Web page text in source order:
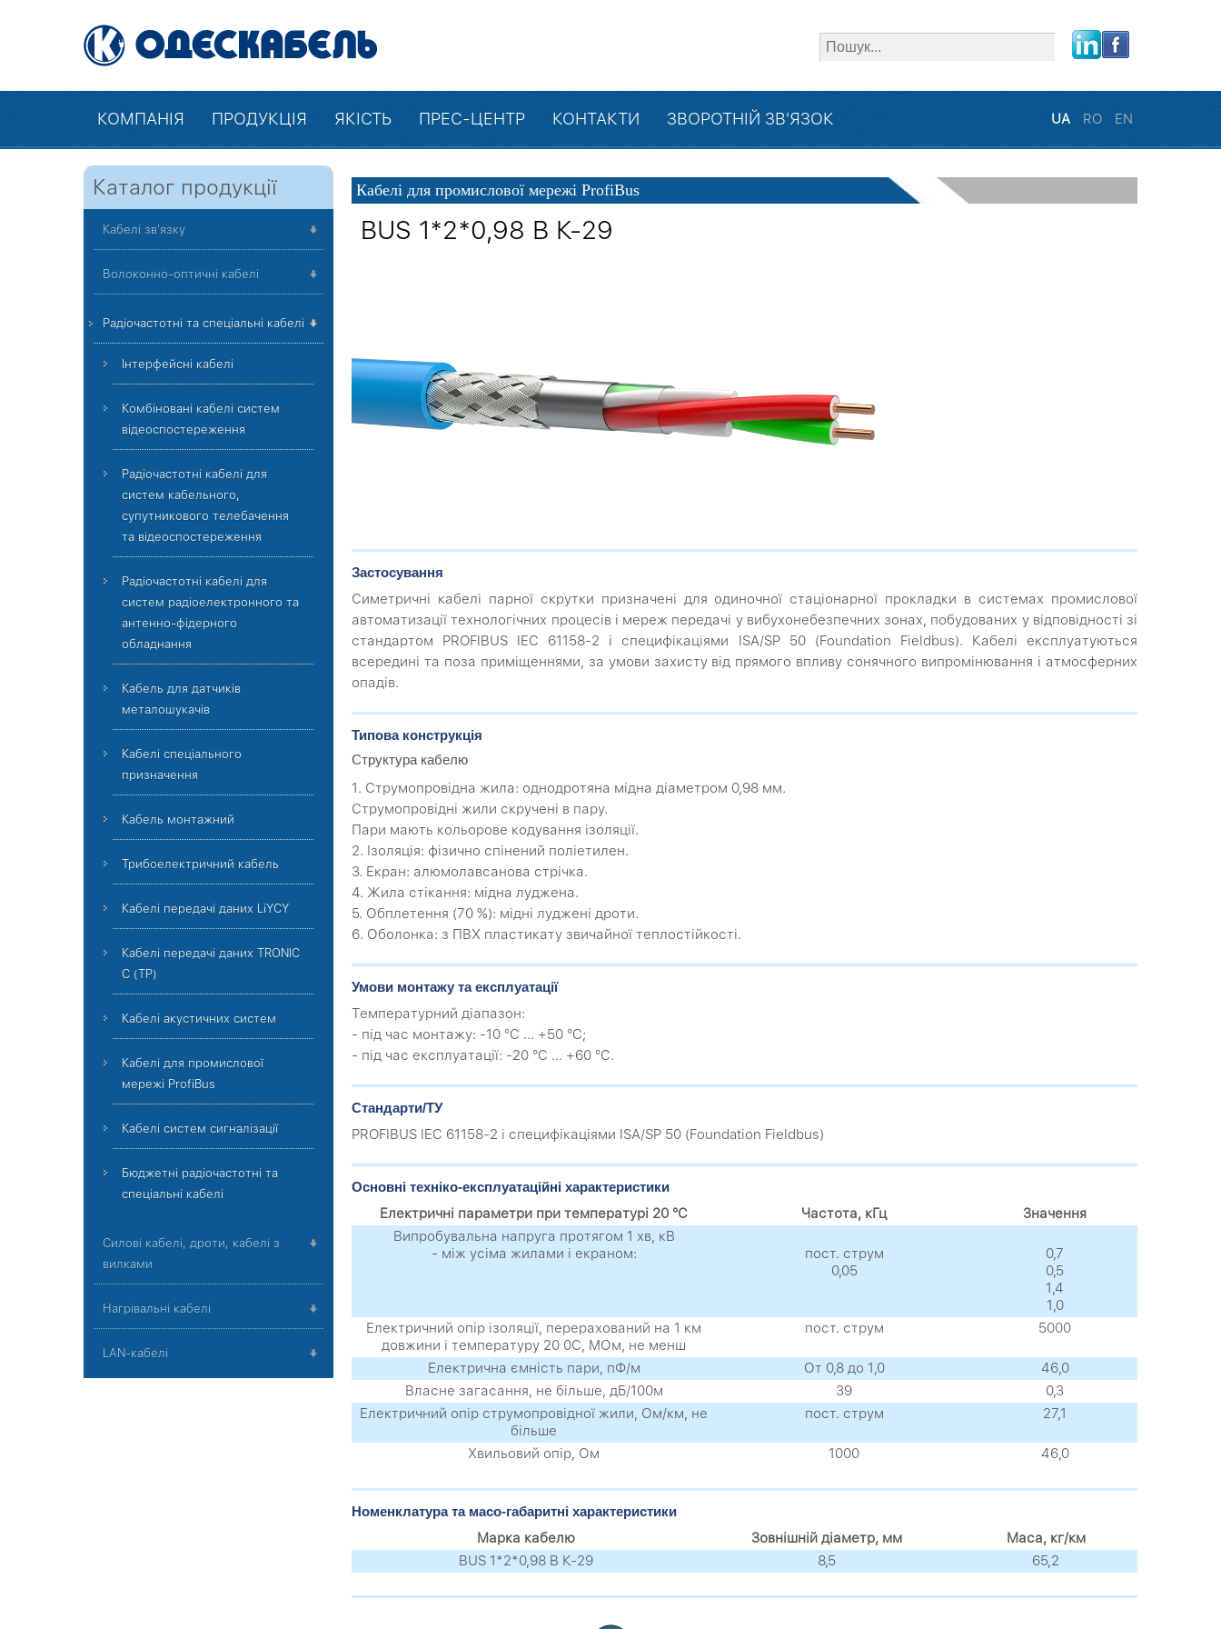
КОМПАНІЯ ПРОДУКЦІЯ ЯКІСТЬ ПРЕС-ЦЕНТР КОНТАКТИ ЗВОРОТНІЙ ЗВ'ЯЗОК UA RO EN
Каталог продукції
Кабелі зв'язку
Волоконно-оптичні кабелі
Радіочастотні та спеціальні кабелі
Інтерфейсні кабелі
Комбіновані кабелі систем
відеоспостереження
Радіочастотні кабелі для
систем кабельного,
супутникового телебачення
та відеоспостереження
Радіочастотні кабелі для
систем радіоелектронного та
антенно-фідерного
обладнання
Кабель для датчиків
металошукачів
Кабелі спеціального
призначення
Кабель монтажний
Трибоелектричний кабель
Кабелі передачі даних LiYCY
Кабелі передачі даних TRONIC
C (TP)
Кабелі акустичних систем
Кабелі для промислової
мережі ProfiBus
Кабелі систем сигналізації
Бюджетні радіочастотні та
спеціальні кабелі
Силові кабелі, дроти, кабелі з
вилками
Нагрівальні кабелі
LAN-кабелі
Кабелі для промислової мережі ProfiBus
BUS 1*2*0,98 В К-29
Застосування
Симетричні кабелі парної скрутки призначені для одиночної стаціонарної прокладки в системах промислової
автоматизації технологічних процесів і мереж передачі у вибухонебезпечних зонах, побудованих у відповідності зі
стандартом PROFIBUS IEC 61158-2 і специфікаціями ISA/SP 50 (Foundation Fieldbus). Кабелі експлуатуються
всередині та поза приміщеннями, за умови захисту від прямого впливу сонячного випромінювання і атмосферних
опадів.
Типова конструкція
Структура кабелю
1. Струмопровідна жила: однодротяна мідна діаметром 0,98 мм.
Струмопровідні жили скручені в пару.
Пари мають кольорове кодування ізоляції.
2. Ізоляція: фізично спінений поліетилен.
3. Екран: алюмолавсанова стрічка.
4. Жила стікання: мідна луджена.
5. Обплетення (70 %): мідні луджені дроти.
6. Оболонка: з ПВХ пластикату звичайної теплостійкості.
Умови монтажу та експлуатації
Температурний діапазон:
- під час монтажу: -10 °C ... +50 °C;
- під час експлуатації: -20 °C ... +60 °C.
Стандарти/ТУ
PROFIBUS IEC 61158-2 і специфікаціями ISA/SP 50 (Foundation Fieldbus)
Основні техніко-експлуатаційні характеристики
Електричні параметри при температурі 20 °C Частота, кГц
Значення
Випробувальна напруга протягом 1 хв, кВ
- між усіма жилами і екраном:
пост. струм
0,05
0,7
0,5
1,4
1,0
Електричний опір ізоляції, перерахований на 1 км
довжини і температуру 20 0С, МОм, не менш
пост. струм 5000
Електрична ємність пари, пФ/м От 0,8 до 1,0
46,0
Власне загасання, не більше, дБ/100м
39
0,3
Електричний опір струмопровідної жили, Ом/км, не
більше
пост. струм 27,1
Хвильовий опір, Ом 1000 46,0
Номенклатура та масо-габаритні характеристики
Марка кабелю Зовнішній діаметр, мм
Маса, кг/км
BUS 1*2*0,98 В К-29
8,5 65,2
close